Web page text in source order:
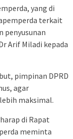
yang di
terkait
penyusunan
Arif Miladi kepada
pimpinan DPRD
agar
maksimal.
di Rapat
meminta